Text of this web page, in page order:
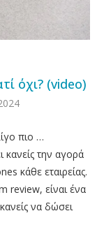
όχι? (video)
πιο …
κανείς την αγορά
κάθε εταιρείας.
review, είναι ένα
να δώσει